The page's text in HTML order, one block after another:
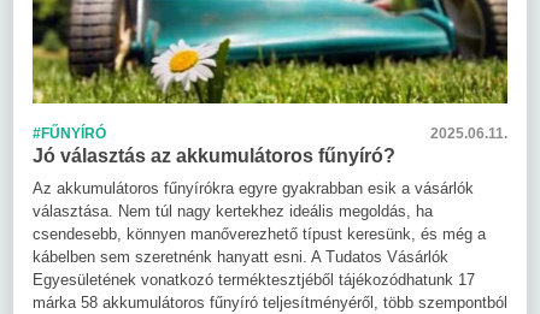
#FŰNYÍRÓ 2025.06.11.
Jó választás az akkumulátoros fűnyíró?
Az akkumulátoros fűnyírókra egyre gyakrabban esik a vásárlók
választása. Nem túl nagy kertekhez ideális megoldás, ha
csendesebb, könnyen manőverezhető típust keresünk, és még a
kábelben sem szeretnénk hanyatt esni. A Tudatos Vásárlók
Egyesületének vonatkozó terméktesztjéből tájékozódhatunk 17
márka 58 akkumulátoros fűnyíró teljesítményéről, több szempontból